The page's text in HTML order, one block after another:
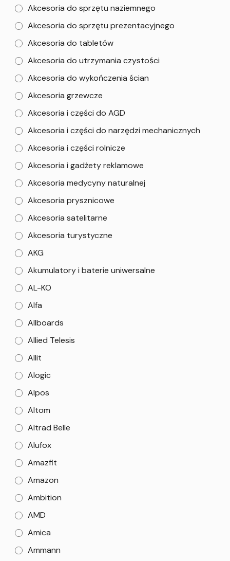
Akcesoria do sprzętu naziemnego
Akcesoria do sprzętu prezentacyjnego
Akcesoria do tabletów
Akcesoria do utrzymania czystości
Akcesoria do wykończenia ścian
Akcesoria grzewcze
Akcesoria i części do AGD
Akcesoria i części do narzędzi mechanicznych
Akcesoria i części rolnicze
Akcesoria i gadżety reklamowe
Akcesoria medycyny naturalnej
Akcesoria prysznicowe
Akcesoria satelitarne
Akcesoria turystyczne
AKG
Akumulatory i baterie uniwersalne
AL-KO
Alfa
Allboards
Allied Telesis
Allit
Alogic
Alpos
Altom
Altrad Belle
Alufox
Amazfit
Amazon
Ambition
AMD
Amica
Ammann